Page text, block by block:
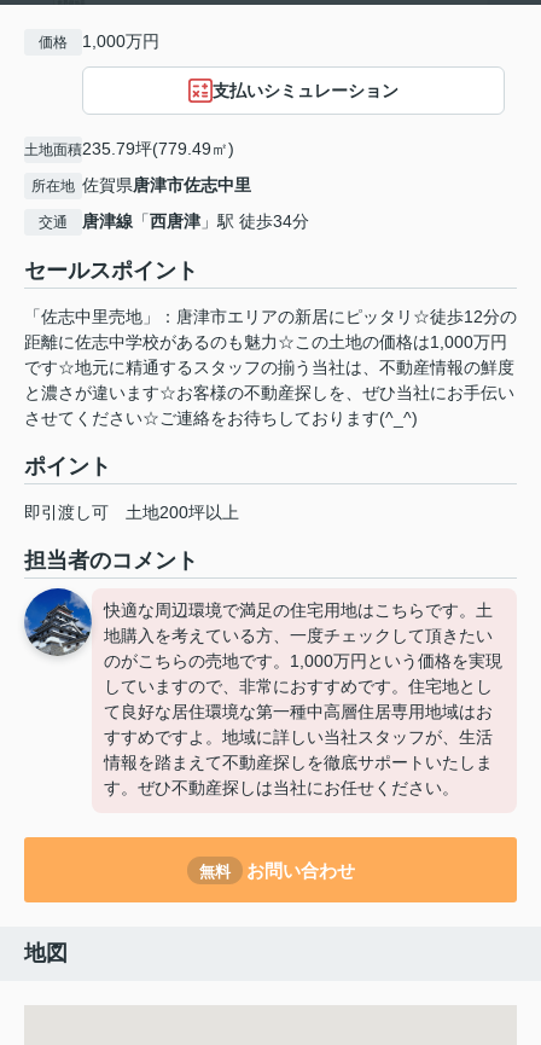
価格 1,000万円
支払いシミュレーション
土地面積235.79坪(779.49㎡)
所在地 佐賀県唐津市佐志中里
交通 唐津線 「西唐津 」駅 徒歩34分
セールスポイント
「佐志中里売地」：唐津市エリアの新居にピッタリ☆徒歩12分の
距離に佐志中学校があるのも魅力☆この土地の価格は1,000万円
です☆地元に精通するスタッフの揃う当社は、不動産情報の鮮度
と濃さが違います☆お客様の不動産探しを、ぜひ当社にお手伝い
させてください☆ご連絡をお待ちしております(^_^)
ポイント
即引渡し可 土地200坪以上
担当者のコメント
快適な周辺環境で満足の住宅用地はこちらです。土
地購入を考えている方、一度チェックして頂きたい
のがこちらの売地です。1,000万円という価格を実現
していますので、非常におすすめです。住宅地とし
て良好な居住環境な第一種中高層住居専用地域はお
すすめですよ。地域に詳しい当社スタッフが、生活
情報を踏まえて不動産探しを徹底サポートいたしま
す。ぜひ不動産探しは当社にお任せください。
無料 お問い合わせ
地図